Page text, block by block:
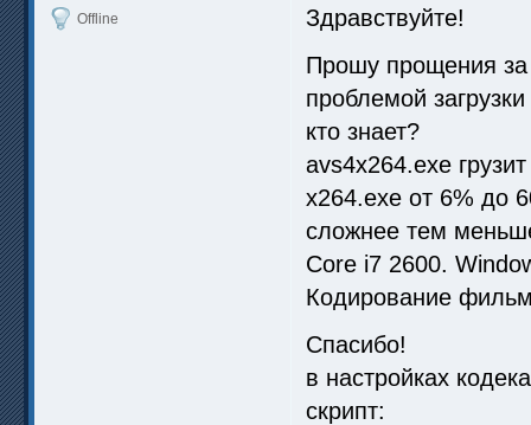
Offline
Здравствуйте!
Прошу прощения за
проблемой
кто знает?
avs4x264.exe
x264.exe от 6% до
сложнее тем
Core i7 2600.
Кодирование
Спасибо!
в настройках
скрипт: